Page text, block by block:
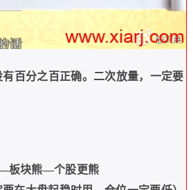
有百分之百正确。二次放量，一定要